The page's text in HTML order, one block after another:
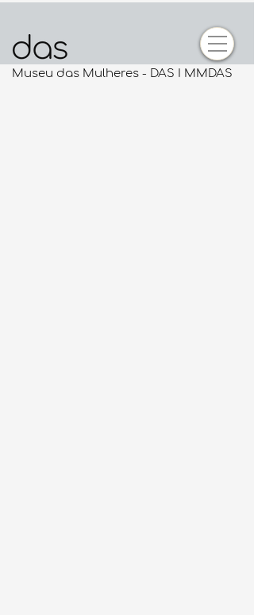
Museu das Mulheres - DAS I MMDAS